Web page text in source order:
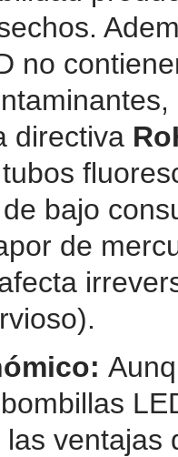
no
directiva
bajo
de
ventajas